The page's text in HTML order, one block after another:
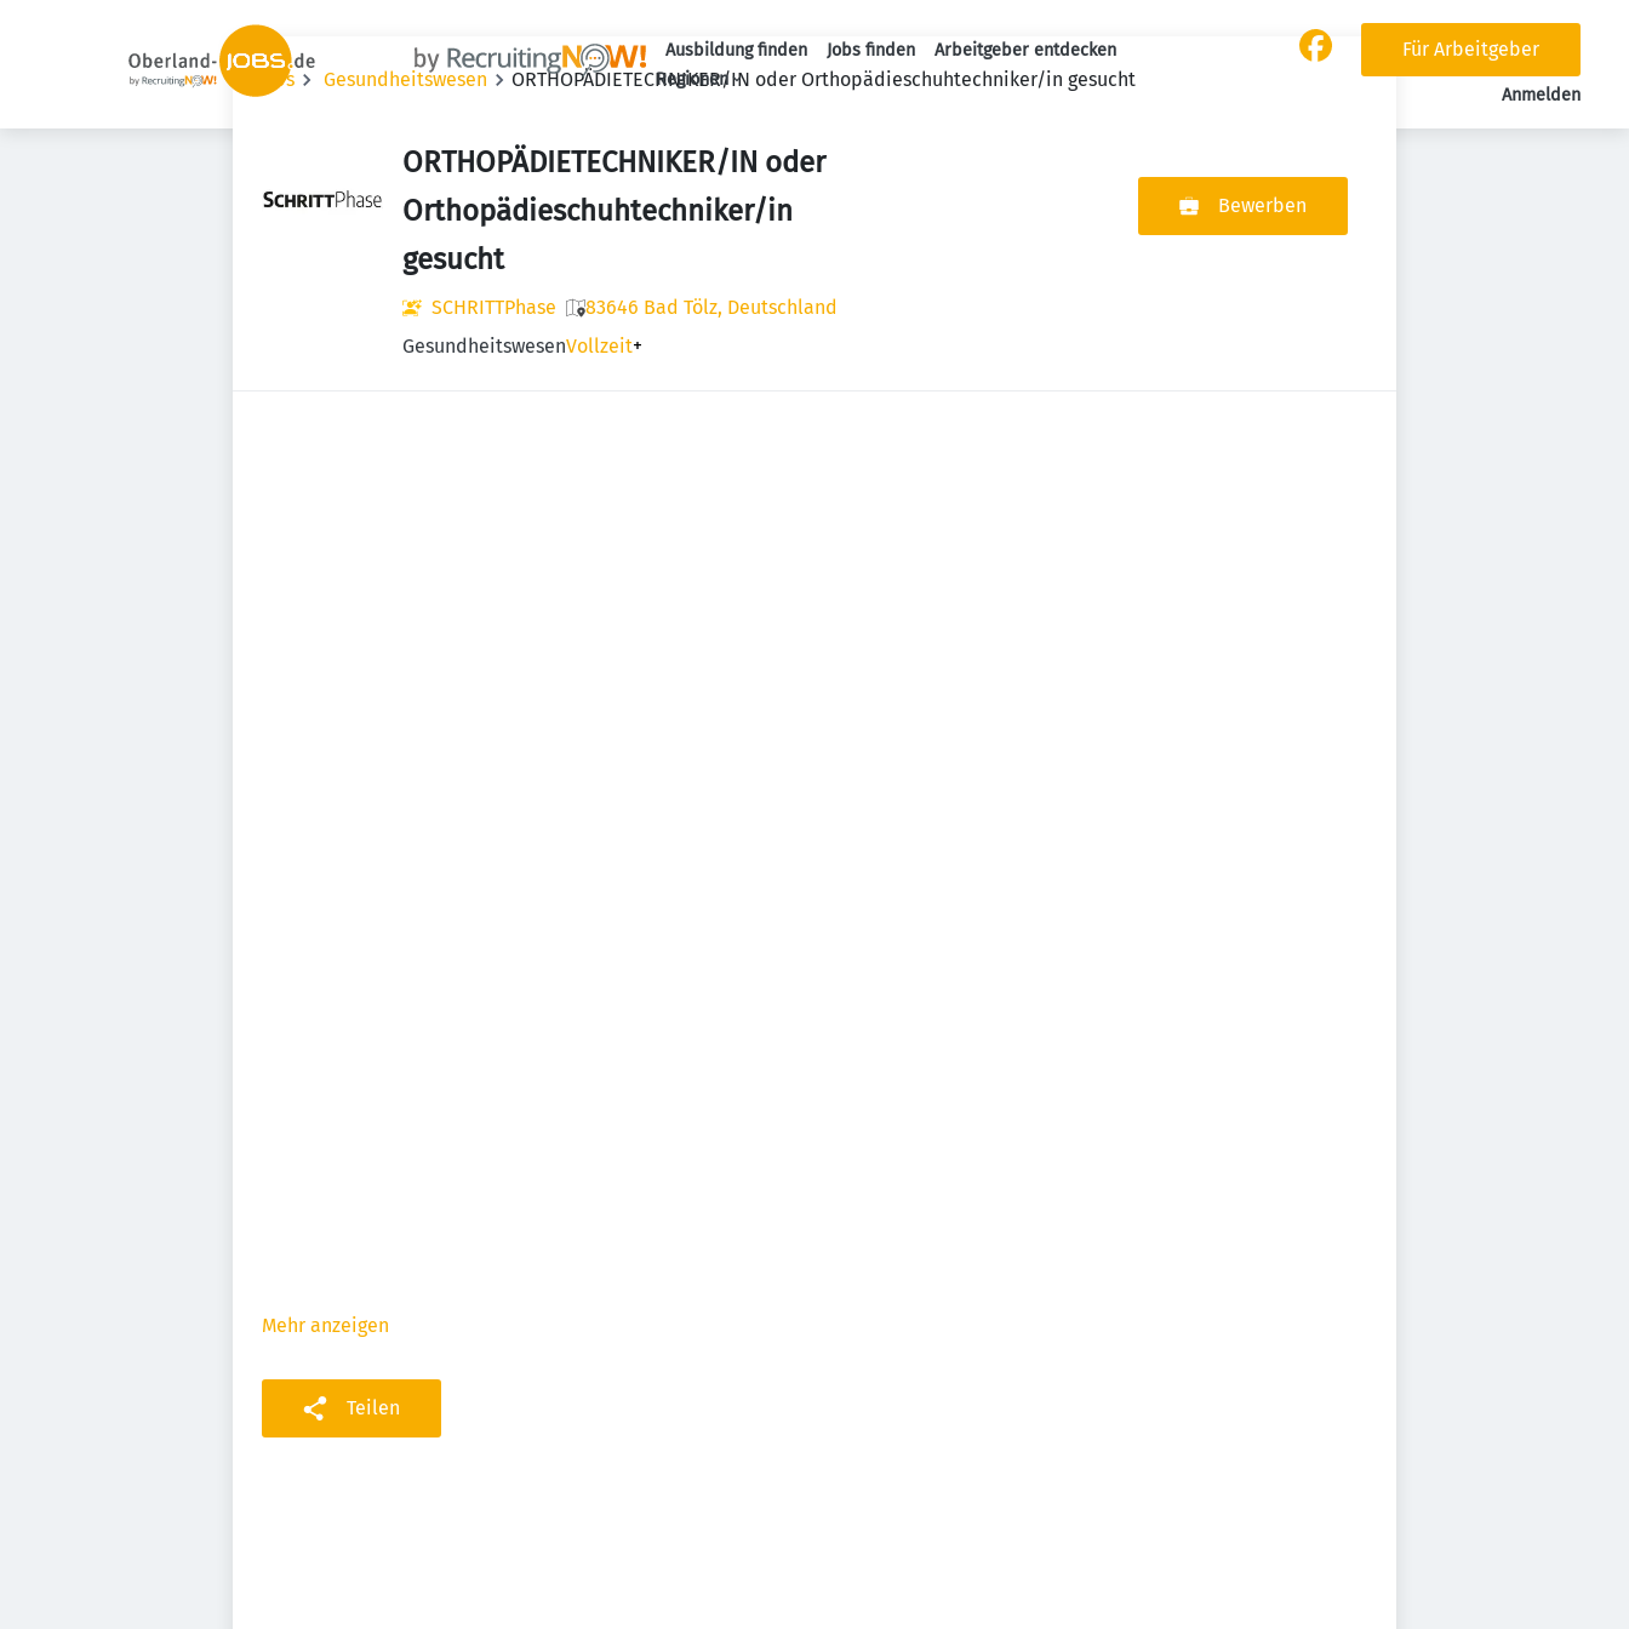
Haupt-Navigation
Ausbildung finden Jobs finden
Arbeitgeber entdecken
Regionen
Für Arbeitgeber
Anmelden
Jobs Gesundheitswesen ORTHOPÄDIETECHNIKER/IN oder Orthopädieschuhtechniker/in gesucht
ORTHOPÄDIETECHNIKER/IN oder
Orthopädieschuhtechniker/in
gesucht
SCHRITTPhase
83646 Bad Tölz, Deutschland
GesundheitswesenVollzeit+
Bewerben
Mehr anzeigen
Teilen